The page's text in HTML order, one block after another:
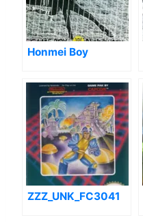
Honmei Boy
ZZZ_UNK_FC3041